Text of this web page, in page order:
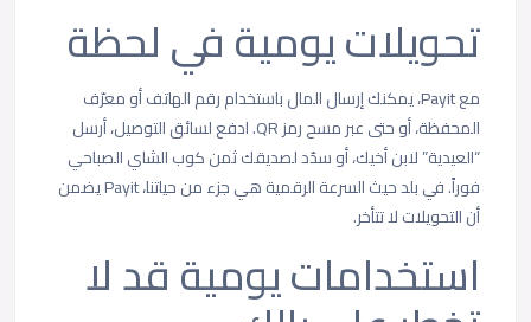
تحويلات يومية في لحظة
مع Payit، يمكنك إرسال المال باستخدام رقم الهاتف أو معرّف
المحفظة، أو حتى عبر مسح رمز QR. ادفع لسائق التوصيل، أرسل
“العيدية” لابن أخيك، أو سدّد لصديقك ثمن كوب الشاي الصباحي
فوراً. في بلد حيث السرعة الرقمية هي جزء من حياتنا، Payit يضمن
أن التحويلات لا تتأخر.
استخدامات يومية قد لا